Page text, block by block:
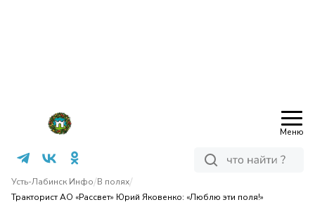
Меню
Усть-Лабинск Инфо/В полях/
Тракторист АО «Рассвет» Юрий Яковенко: «Люблю эти поля!»